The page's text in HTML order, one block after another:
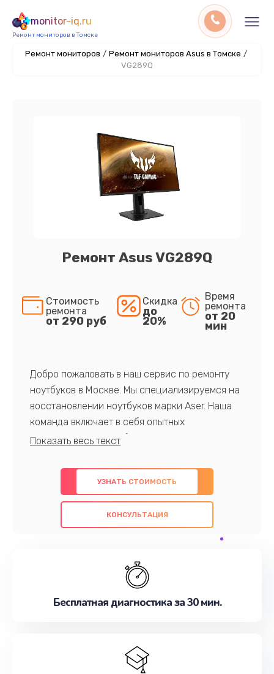
monitor-iq.ru
Ремонт мониторов в Томске
Ремонт мониторов / Ремонт мониторов Asus в Томске /
VG289Q
Ремонт Asus VG289Q
Стоимость
ремонта
от 290 руб
Скидка
до
20%
Время
ремонта
от 20
мин
Добро пожаловать в наш сервис по ремонту
ноутбуков в Москве. Мы специализируемся на
восстановлении ноутбуков марки Aser. Наша
команда включает в себя опытных
профессионалов с обширными знаниями и
предлагаем быстрый и качественный ремонт с
использованием оригинальных компонентов, а
также гарантируем качество всех
проведенных работ. Наша цель - предоставить
наилучшим образом. Не медлите записаться на
УЗНАТЬ СТОИМОСТЬ
КОНСУЛЬТАЦИЯ
Бесплатная диагностика за 30 мин.